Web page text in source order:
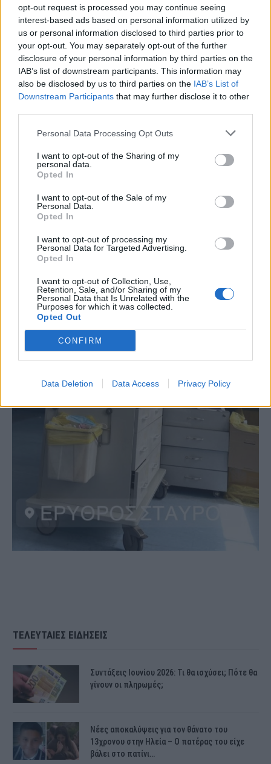
opt-out request is processed you may continue seeing
interest-based ads based on personal information utilized by
us or personal information disclosed to third parties prior to
your opt-out. You may separately opt-out of the further
disclosure of your personal information by third parties on the
IAB’s list of downstream participants. This information may
also be disclosed by us to third parties on the IAB’s List of
Downstream Participants that may further disclose it to other
Personal Data Processing Opt Outs
I want to opt-out of the Sharing of my
personal data.
Opted In
I want to opt-out of the Sale of my
Personal Data.
Opted In
I want to opt-out of processing my
Personal Data for Targeted Advertising.
Opted In
I want to opt-out of Collection, Use,
Retention, Sale, and/or Sharing of my
Personal Data that Is Unrelated with the
Purposes for which it was collected.
Opted Out
CONFIRM
Data Deletion Data Access Privacy Policy
για το ενδιαφέρον, νιώθω καλύτερα.
Μέσα από την καρδιά μου ευχαριστώ.
Οι γιατροί και το προσωπικό εδώ είναι
υπέροχοι. Να είμαστε όλοι καλά».
ΤΕΛΕΥΤΑΙΕΣ ΕΙΔΗΣΕΙΣ
Συντάξεις Ιουνίου 2026: Τι θα ισχύσει; Πότε θα
γίνουν οι πληρωμές;
Νέες αποκαλύψεις για τον θάνατο του
13χρονου στην Ηλεία – Ο πατέρας του είχε
βάλει στο πατίνι…